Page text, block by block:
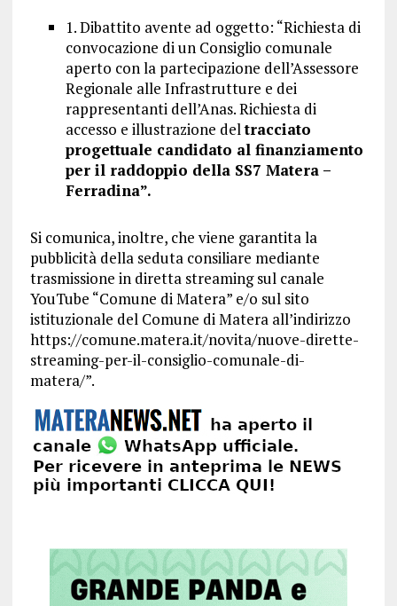
1. Dibattito avente ad oggetto: “Richiesta di
convocazione di un Consiglio comunale
aperto con la partecipazione dell’Assessore
Regionale alle Infrastrutture e dei
rappresentanti dell’Anas. Richiesta di
accesso e illustrazione deltracciato
progettuale candidato al finanziamento
per il raddoppio della SS7 Matera –
Ferradina”.
Si comunica, inoltre, che viene garantita la
pubblicità della seduta consiliare mediante
trasmissione in diretta streaming sul canale
YouTube “Comune di Matera” e/o sul sito
istituzionale del Comune di Matera all’indirizzo
https://comune.matera.it/novita/nuove-dirette-
streaming-per-il-consiglio-comunale-di-
matera/”.